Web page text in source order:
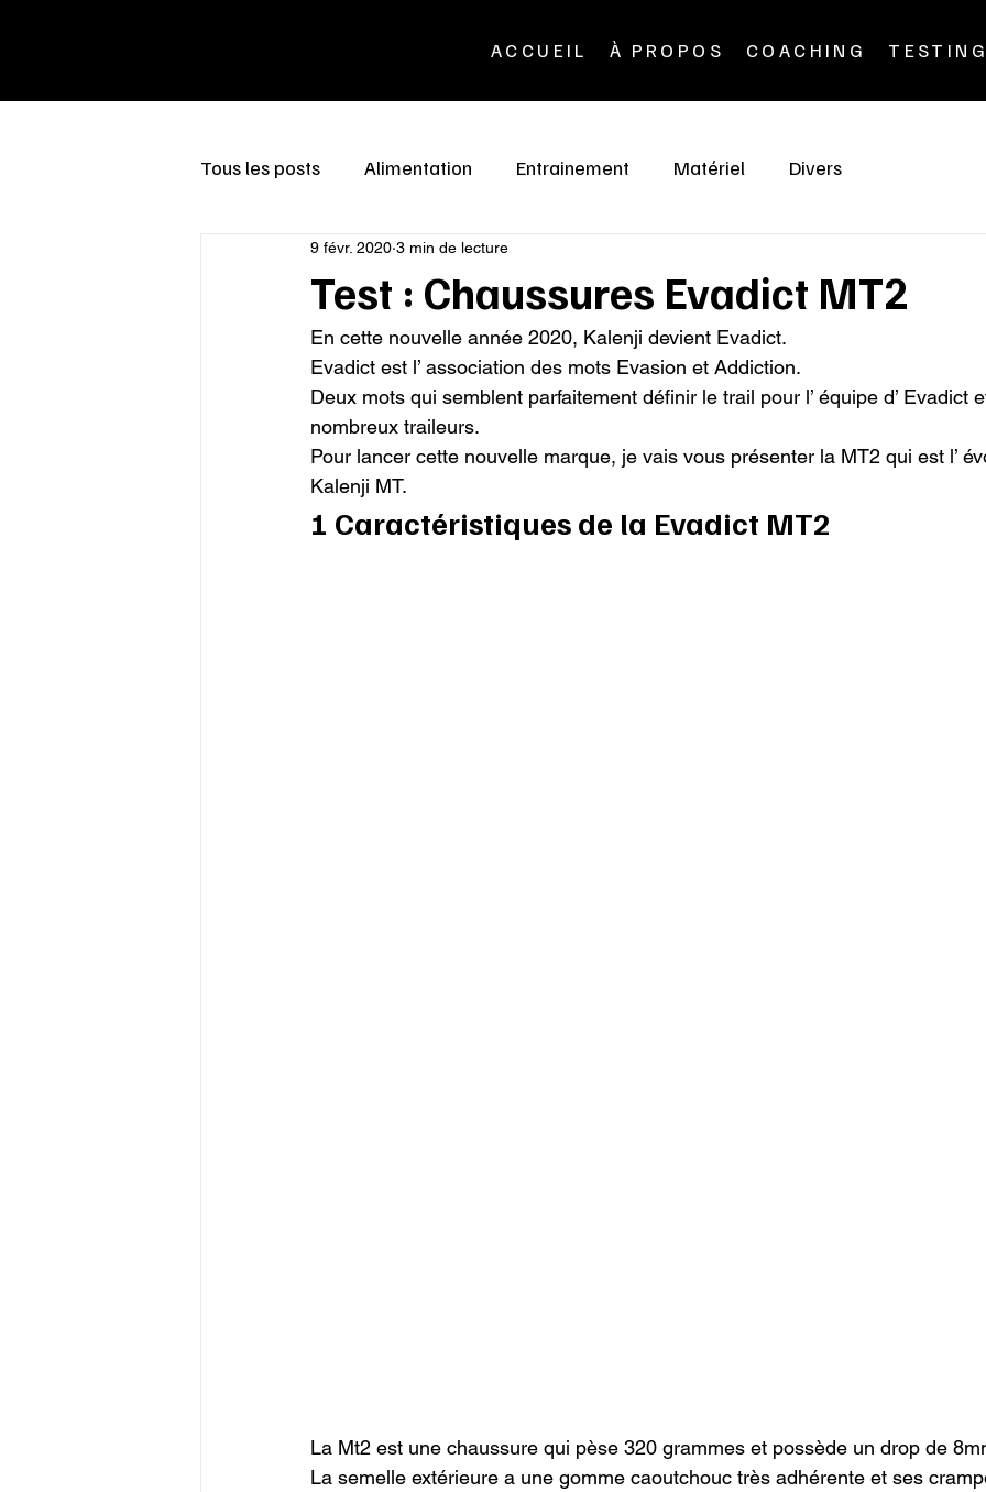
ACCUEIL À PROPOS COACHING TESTING
Tous les posts Alimentation Entrainement Matériel Divers
Test : Chaussures Evadict MT2
9 févr. 2020 3 min de lecture
En cette nouvelle année 2020, Kalenji devient Evadict.
Evadict est l’ association des mots Evasion et Addiction.
Deux mots qui semblent parfaitement définir le trail pour l’ équipe d’ Evadict
nombreux traileurs.
Pour lancer cette nouvelle marque, je vais vous présenter la MT2 qui est l’
Kalenji MT.
1 Caractéristiques de la Evadict MT2
La Mt2 est une chaussure qui pèse 320 grammes et possède un drop de
La semelle extérieure a une gomme caoutchouc très adhérente et ses